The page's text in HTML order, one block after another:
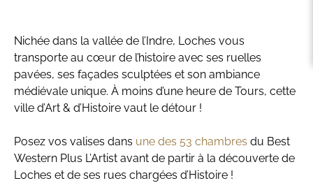
Nichée dans la vallée de l’Indre, Loches vous
transporte au cœur de l’histoire avec ses ruelles
pavées, ses façades sculptées et son ambiance
médiévale unique. À moins d’une heure de Tours, cette
ville d’Art & d’Histoire vaut le détour !
Posez vos valises dans une des 53 chambres du Best
Western Plus L’Artist avant de partir à la découverte de
Loches et de ses rues chargées d’Histoire !